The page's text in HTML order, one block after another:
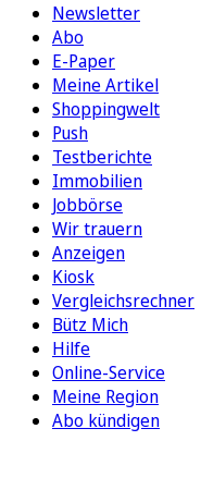
Newsletter
Abo
E-Paper
Meine Artikel
Shoppingwelt
Push
Testberichte
Immobilien
Jobbörse
Wir trauern
Anzeigen
Kiosk
Vergleichsrechner
Bütz Mich
Hilfe
Online-Service
Meine Region
Abo kündigen